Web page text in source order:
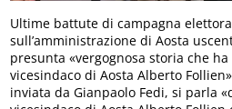
Ultime battute di campagna
sull’amministrazione di Aosta
presunta «vergognosa storia che
vicesindaco di Aosta Alberto
inviata da Gianpaolo Fedi, si parla